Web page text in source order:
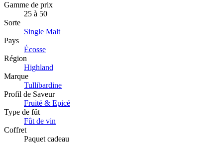
Gamme de prix
25 à 50
Sorte
Single Malt
Pays
Écosse
Région
Highland
Marque
Tullibardine
Profil de Saveur
Fruité & Epicé
Type de fût
Fût de vin
Coffret
Paquet cadeau